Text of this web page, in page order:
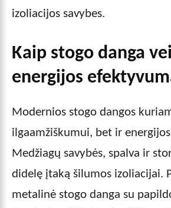
izoliacijos savybes.
Kaip stogo danga
energijos
Modernios stogo dangos
ilgaamžiškumui, bet ir
Medžiagų savybės, spalva ir
didelę įtaką šilumos izoliacijai.
metalinė stogo danga su